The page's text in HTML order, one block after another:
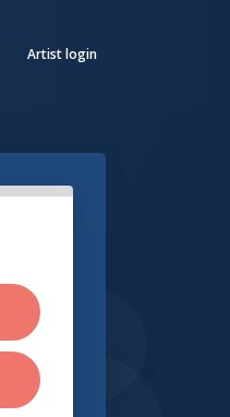
Artist login